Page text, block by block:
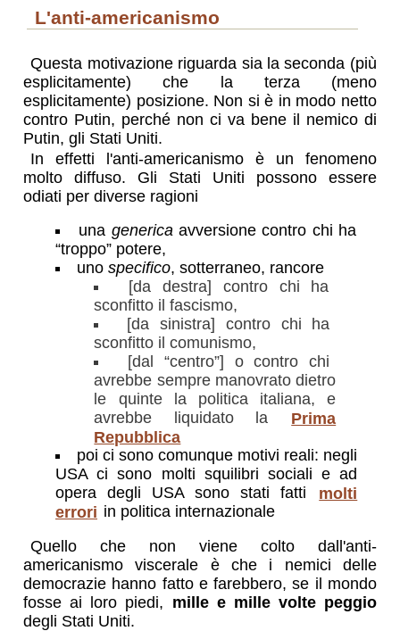
l'anti-americanismo
Questa motivazione riguarda sia la seconda (più
esplicitamente) che la terza (meno
esplicitamente) posizione. Non si è in modo netto
contro Putin, perché non ci va bene il nemico di
Putin, gli Stati Uniti.
In effetti l'anti-americanismo è un fenomeno
molto diffuso. Gli Stati Uniti possono essere
odiati per diverse ragioni
una genericaavversione contro chi ha
“troppo” potere,
uno specifico, sotterraneo, rancore
[da destra] contro chi ha
sconfitto il fascismo,
[da sinistra] contro chi ha
sconfitto il comunismo,
[dal “centro”] o contro chi
avrebbe sempre manovrato dietro
le quinte la politica italiana, e
avrebbe liquidato la
Prima
Repubblica
poi ci sono comunque motivi reali: negli
USA ci sono molti squilibri sociali e ad
opera degli USA sono stati fatti
molti
errori in politica internazionale
Quello che non viene colto dall'anti-
americanismo viscerale è che i nemici delle
democrazie hanno fatto e farebbero, se il mondo
fosse ai loro piedi, mille e mille volte peggio
degli Stati Uniti.